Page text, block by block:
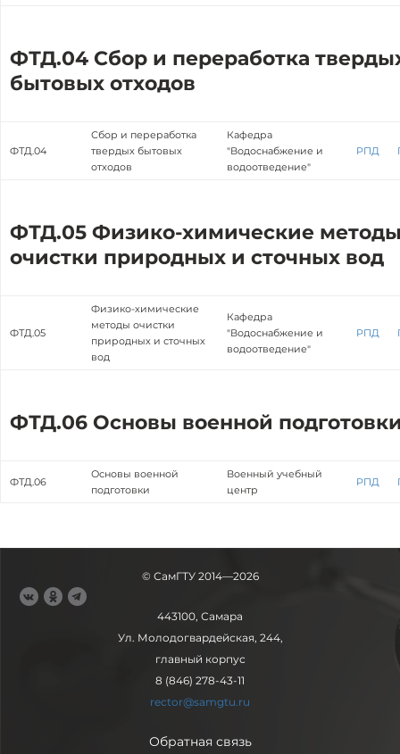
ФТД.04 Сбор и переработка
бытовых отходов
ФТД.04
Сбор и переработка
твердых бытовых
отходов
Кафедра
"Водоснабжение и
водоотведение"
РПД
ФТД.05 Физико-химические
очистки природных и сточных вод
ФТД.05
Физико-химические
методы очистки
природных и сточных
вод
Кафедра
"Водоснабжение и
водоотведение"
РПД
ФТД.06 Основы военной
ФТД.06
Основы военной
подготовки
Военный учебный
центр
РПД
© СамГТУ 2014—2026
443100, Самара
Ул. Молодогвардейская, 244,
главный корпус
8 (846) 278-43-11
rector@samgtu.ru
Обратная связь